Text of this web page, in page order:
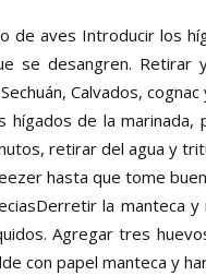
de aves Introducir los
se desangren.
Calvados,
hígados de la
retirar del agua y
hasta que tome
la manteca
Agregar tres
con papel manteca y